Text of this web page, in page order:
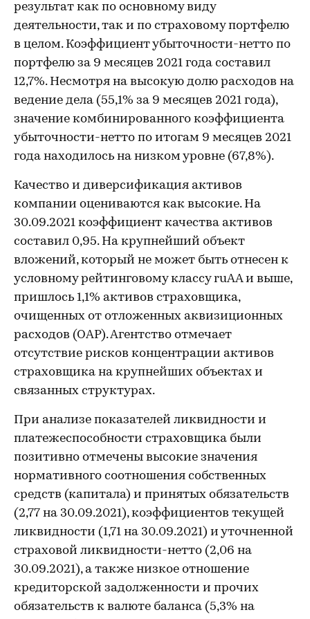
результат как по основному виду
деятельности, так и по страховому портфелю
в целом. Коэффициент убыточности-нетто по
портфелю за 9 месяцев 2021 года составил
12,7%. Несмотря на высокую долю расходов на
ведение дела (55,1% за 9 месяцев 2021 года),
значение комбинированного коэффициента
убыточности-нетто по итогам 9 месяцев 2021
года находилось на низком уровне (67,8%).
Качество и диверсификация активов
компании оцениваются как высокие. На
30.09.2021 коэффициент качества активов
составил 0,95. На крупнейший объект
вложений, который не может быть отнесен к
условному рейтинговому классу ruAA и выше,
пришлось 1,1% активов страховщика,
очищенных от отложенных аквизиционных
расходов (ОАР). Агентство отмечает
отсутствие рисков концентрации активов
страховщика на крупнейших объектах и
связанных структурах.
При анализе показателей ликвидности и
платежеспособности страховщика были
позитивно отмечены высокие значения
нормативного соотношения собственных
средств (капитала) и принятых обязательств
(2,77 на 30.09.2021), коэффициентов текущей
ликвидности (1,71 на 30.09.2021) и уточненной
страховой ликвидности-нетто (2,06 на
30.09.2021), а также низкое отношение
кредиторской задолженности и прочих
обязательств к валюте баланса (5,3% на